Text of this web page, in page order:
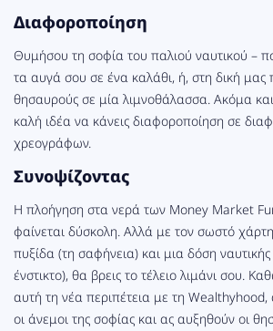
Διαφοροποίηση
Θυμήσου τη σοφία του παλιού ναυτικού –
τα αυγά σου σε ένα καλάθι, ή, στη δική μας
θησαυρούς σε μία λιμνοθάλασσα. Ακόμα και
καλή ιδέα να κάνεις διαφοροποίηση σε
χρεογράφων.
Συνοψίζοντας
Η πλοήγηση στα νερά των Money Market
φαίνεται δύσκολη. Αλλά με τον σωστό
πυξίδα (τη σαφήνεια) και μια δόση ναυτικής
ένστικτο), θα βρεις το τέλειο λιμάνι σου.
αυτή τη νέα περιπέτεια με τη
οι άνεμοι της σοφίας και ας αυξηθούν οι